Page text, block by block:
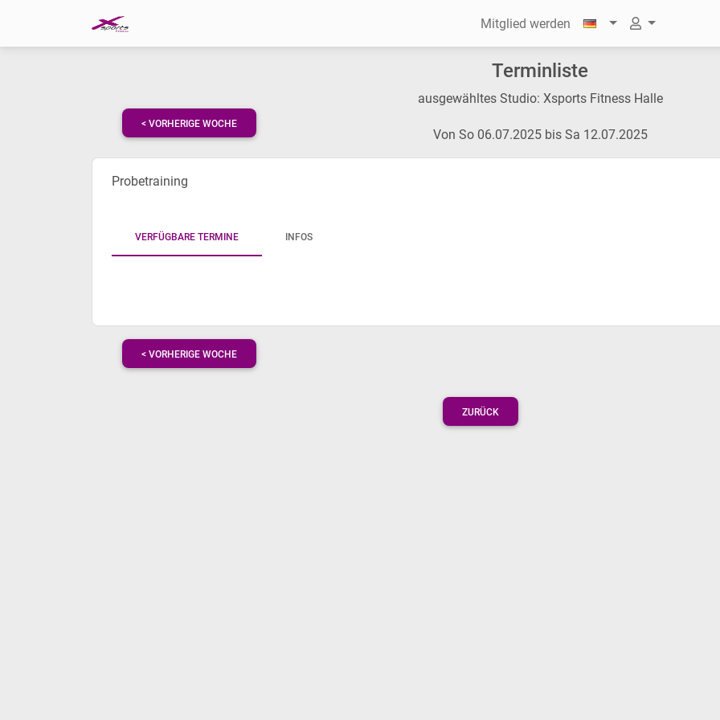
Mitglied werden
Terminliste
ausgewähltes Studio: Xsports Fitness Halle
< VORHERIGE WOCHE
Von So 06.07.2025 bis Sa 12.07.2025
Probetraining
VERFÜGBARE TERMINE INFOS
< VORHERIGE WOCHE
ZURÜCK